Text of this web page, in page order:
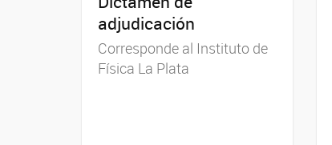
adjudicación
Corresponde al Instituto de
Física La Plata